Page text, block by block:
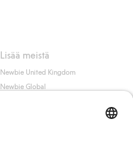
Lisää meistä
Newbie United Kingdom
Newbie Global